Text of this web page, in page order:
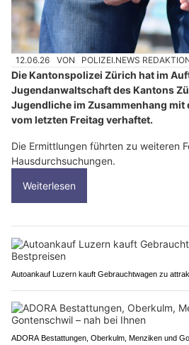
12.06.26 VON POLIZEI.NEWS
Die Kantonspolizei Zürich hat im
Jugendanwaltschaft des Kantons
Jugendliche im Zusammenhang mit
vom letzten Freitag verhaftet.
Die Ermittlungen führten zu weiteren
Hausdurchsuchungen.
Weiterlesen
Autoankauf Luzern kauft Gebrauchtwagen zu
ADORA Bestattungen, Oberkulm, Menziken und